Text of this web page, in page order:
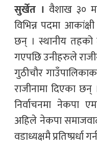
सुर्खेत । वैशाख ३०
विभिन्न पदमा
छन् । स्थानीय तहको
गएपछि उनीहरुले
गुठीचौर
राजीनामा दिएका
निर्वाचनमा नेकपा
अहिले नेकपा
वडाध्यक्षमै